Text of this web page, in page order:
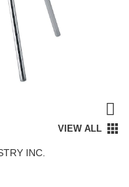
INC.